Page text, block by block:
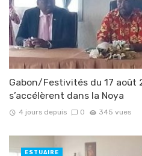
Gabon/Festivités du 17 août
s’accélèrent dans la Noya
4 jours depuis 0 345 vues
ESTUAIRE